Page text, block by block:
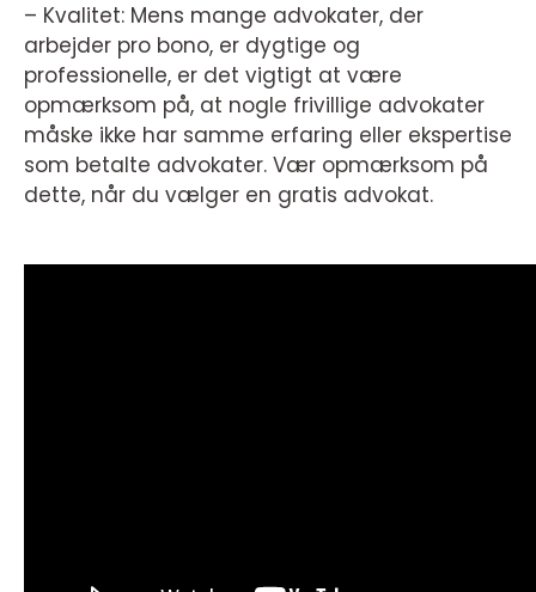
– Kvalitet: Mens mange advokater, der
arbejder pro bono, er dygtige og
professionelle, er det vigtigt at være
opmærksom på, at nogle frivillige advokater
måske ikke har samme erfaring eller ekspertise
som betalte advokater. Vær opmærksom på
dette, når du vælger en gratis advokat.